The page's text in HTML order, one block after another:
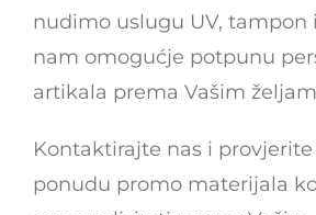
nudimo uslugu UV, tampon
nam omogućje potpunu
artikala prema Vašim
Kontaktirajte nas i
ponudu promo materijala